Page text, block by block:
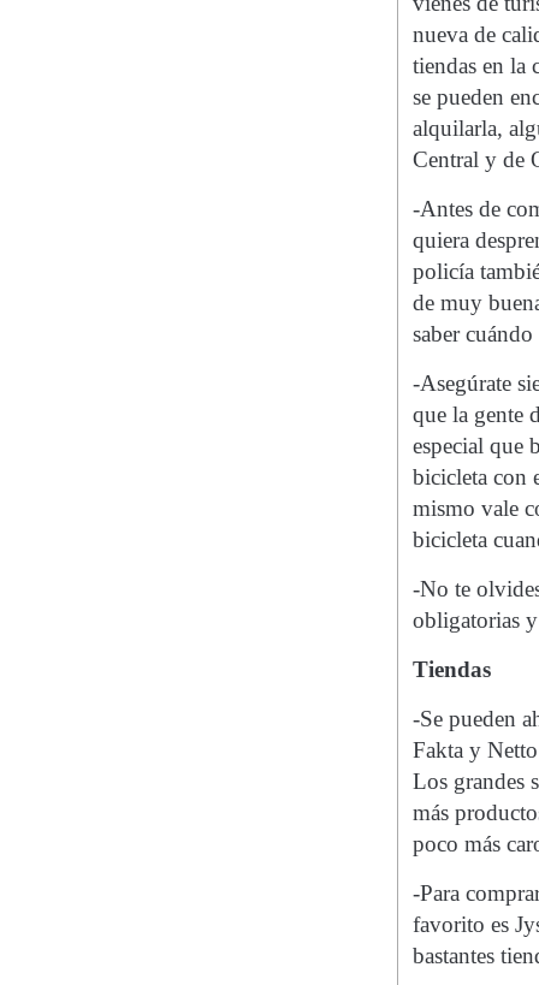
nueva de
tiendas en la
se pueden
alquilarla,
Central y de
-Antes de
quiera
policía
de muy
saber
-Asegúrate
que la gente
especial que
bicicleta con
mismo vale
bicicleta
-No te
obligatorias
Tiendas
-Se pueden
Fakta y
Los grandes
más
poco más
-Para
favorito es
bastantes